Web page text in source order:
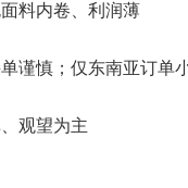
料内卷、利润薄
谨慎；仅东南亚订单
观望为主